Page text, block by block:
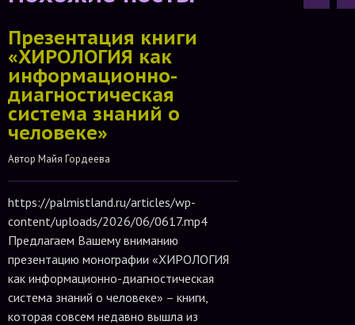
Презентация книги
«ХИРОЛОГИЯ как
информационно-
диагностическая
система знаний о
человеке»
Автор Майя Гордеева
https://palmistland.ru/articles/wp-
content/uploads/2026/06/0617.mp4
Предлагаем Вашему вниманию
презентацию монографии «ХИРОЛОГИЯ
как информационно-диагностическая
система знаний о человеке» – книги,
которая совсем недавно вышла из